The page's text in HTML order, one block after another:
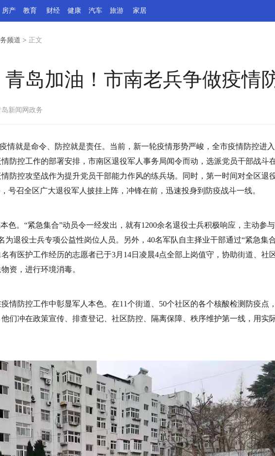
房产 教育 财经 健康 汽车 旅游 家居
频道 > 正文
岛加油！市南老兵争做疫情
岛新闻网政务
情就是命令、防控就是责任。当前，新一轮疫情形势严峻，全市疫情防控进
防控工作的部署安排，市南区退役军人事务局闻令而动，选派党员干部战斗
防控攻坚战作为提升党员干部能力作风的练兵场。同时，第一时间对全区退
号召全区广大退役军人披挂上阵，冲锋在前，迅速投身到防疫战斗一线。
色。“紧急集合”动员令一经发出，就有1200余名退役士兵积极响应，主动参
为退役士兵专项公益性岗位人员。另外，40名军队自主择业干部通过“紧急集
有医护工作经历的志愿者已于3月14日凌晨4点全部上岗值守，协助街道、社
资，进行环境消毒。
情防控工作中彰显军人本色。在11个街道、50个社区的各个核酸检测防疫点
们冲在政策宣传、排查登记、社区防控、隔离保障、秩序维护第一线，用实